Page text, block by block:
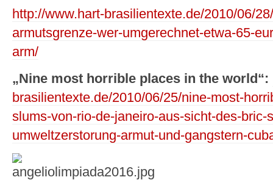
http://www.hart-brasilientexte.de/2010/06/
armutsgrenze-wer-umgerechnet-etwa-65-
arm/
„Nine most horrible places in the world“:
brasilientexte.de/2010/06/25/nine-most-
slums-von-rio-de-janeiro-aus-sicht-des-
umweltzerstorung-armut-und-gangstern-